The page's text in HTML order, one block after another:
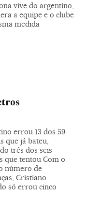
vive do argentino,
a equipe e o clube
medida
errou 13 dos 59
que já bateu,
três dos seis
que tentou Com o
número de
Cristiano
só errou cinco